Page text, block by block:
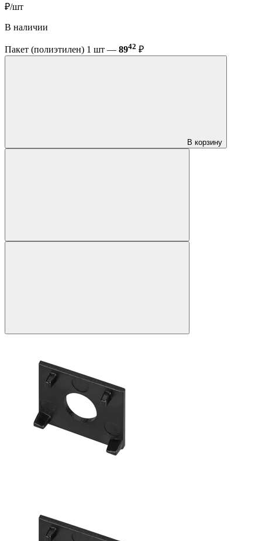
₽/шт
В наличии
Пакет (полиэтилен) 1 шт — 8942 ₽
В корзину